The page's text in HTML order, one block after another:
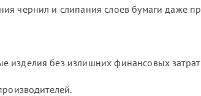
чернил и слипания слоев бумаги даже
изделия без излишних финансовых